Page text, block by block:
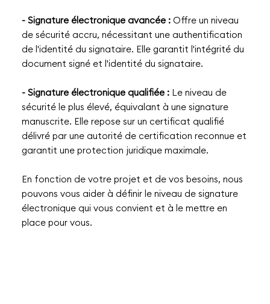
- Signature électronique avancée :Offre un niveau
de sécurité accru, nécessitant une authentification
de l'identité du signataire. Elle garantit l'intégrité du
document signé et l'identité du signataire.
- Signature électronique qualifiée :Le niveau de
sécurité le plus élevé, équivalant à une signature
manuscrite. Elle repose sur un certificat qualifié
délivré par une autorité de certification reconnue et
garantit une protection juridique maximale.
En fonction de votre projet et de vos besoins, nous
pouvons vous aider à définir le niveau de signature
électronique qui vous convient et à le mettre en
place pour vous.